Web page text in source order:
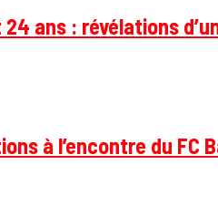
ans : révélations
à l’encontre du FC